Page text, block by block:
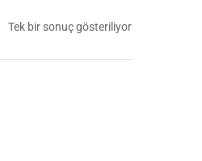
Tek bir sonuç gösteriliyor